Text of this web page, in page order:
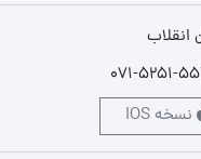
انقلاب
071-5251-
نسخه IOS